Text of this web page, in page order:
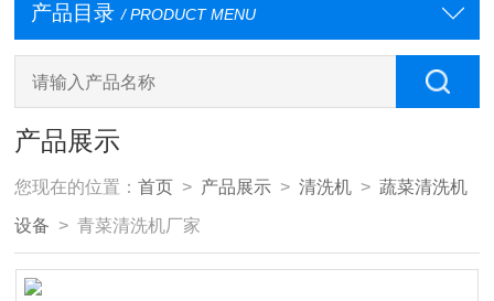
产品目录 / PRODUCT MENU
产品展示
您现在的位置：首页 > 产品展示 >清洗机 >蔬菜清洗机
设备 > 青菜清洗机厂家